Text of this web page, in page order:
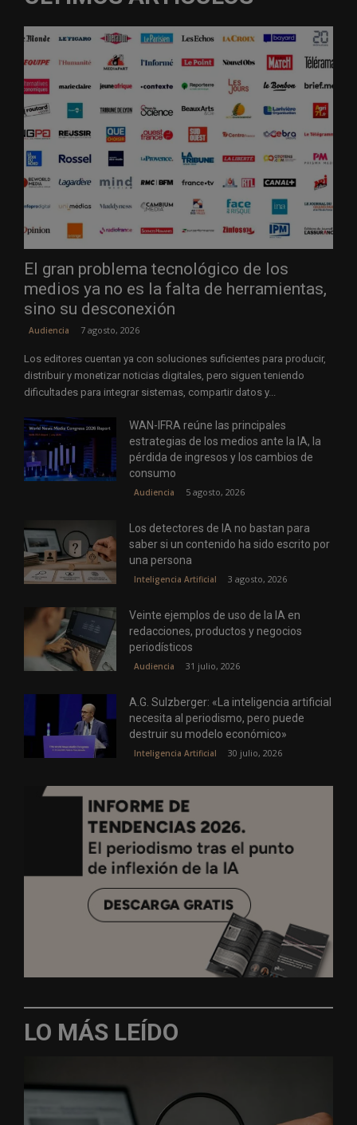
El gran problema tecnológico de los
medios ya no es la falta de herramientas,
sino su desconexión
Audiencia 7 agosto, 2026
Los editores cuentan ya con soluciones suficientes para producir,
distribuir y monetizar noticias digitales, pero siguen teniendo
dificultades para integrar sistemas, compartir datos y...
WAN-IFRA reúne las principales
estrategias de los medios ante la IA, la
pérdida de ingresos y los cambios de
consumo
Audiencia 5 agosto, 2026
Los detectores de IA no bastan para
saber si un contenido ha sido escrito por
una persona
Inteligencia Artificial 3 agosto, 2026
Veinte ejemplos de uso de la IA en
redacciones, productos y negocios
periodísticos
Audiencia 31 julio, 2026
A.G. Sulzberger: «La inteligencia artificial
necesita al periodismo, pero puede
destruir su modelo económico»
Inteligencia Artificial 30 julio, 2026
LO MÁS LEÍDO